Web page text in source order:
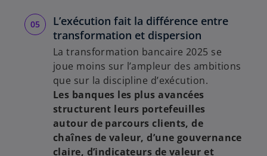
L’exécution fait la différence entre
transformation et dispersion
La transformation bancaire 2025 se
joue moins sur l’ampleur des ambitions
que sur la discipline d’exécution.
Les banques les plus avancées
structurent leurs portefeuilles
autour de parcours clients, de
chaînes de valeur, d’une gouvernance
claire, d’indicateurs de valeur et